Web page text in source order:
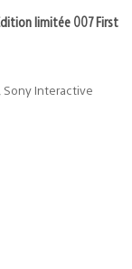
limitée 007 First
Interactive